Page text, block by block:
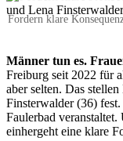
Fordern klare
Männer tun es.
Freiburg seit 2022 für
aber selten. Das
Finsterwalder (36)
Faulerbad
einhergeht eine klare